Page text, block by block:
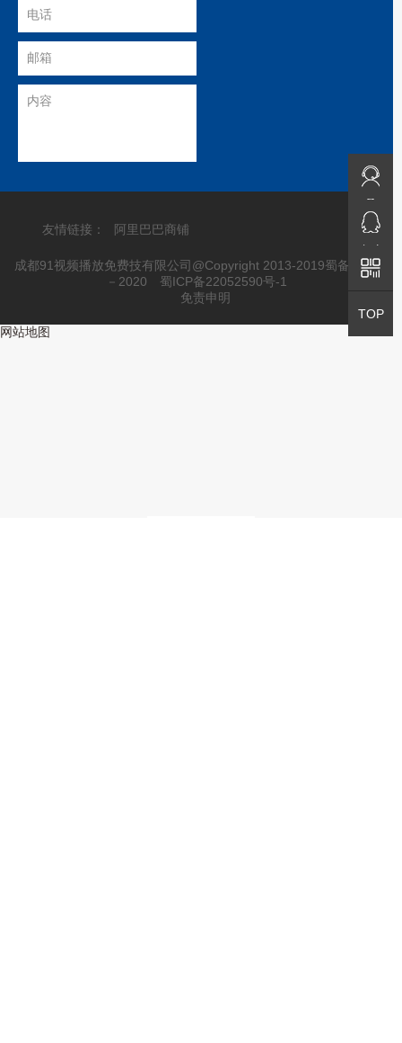
QQ咨询
友情链接： 阿里巴巴商铺
成都91视频播放免费技有限公司@Copyright 2013-2019蜀备2010
－2020 蜀ICP备22052590号-1
免责申明
网站地图
免费咨询
QQ咨询
TOP
返回顶部